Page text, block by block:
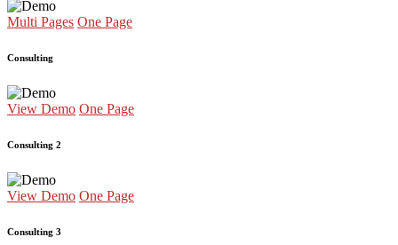
Multi Pages One Page
Consulting
View Demo One Page
Consulting 2
View Demo One Page
Consulting 3